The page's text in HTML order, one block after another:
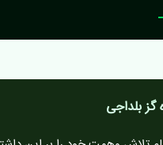
گز بلداجی